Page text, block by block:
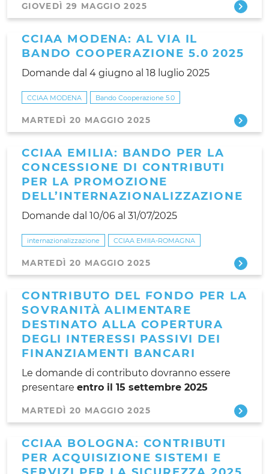
GIOVEDÌ 29 MAGGIO 2025
CCIAA MODENA: AL VIA IL
BANDO COOPERAZIONE 5.0 2025
Domande dal 4 giugno al 18 luglio 2025
CCIAA MODENA Bando Cooperazione 5.0
MARTEDÌ 20 MAGGIO 2025
CCIAA EMILIA: BANDO PER LA
CONCESSIONE DI CONTRIBUTI
PER LA PROMOZIONE
DELL’INTERNAZIONALIZZAZIONE
Domande dal 10/06 al 31/07/2025
internazionalizzazione CCIAA EMIIA-ROMAGNA
MARTEDÌ 20 MAGGIO 2025
CONTRIBUTO DEL FONDO PER LA
SOVRANITÀ ALIMENTARE
DESTINATO ALLA COPERTURA
DEGLI INTERESSI PASSIVI DEI
FINANZIAMENTI BANCARI
Le domande di contributo dovranno essere
presentare entro il 15 settembre 2025
MARTEDÌ 20 MAGGIO 2025
CCIAA BOLOGNA: CONTRIBUTI
PER ACQUISIZIONE SISTEMI E